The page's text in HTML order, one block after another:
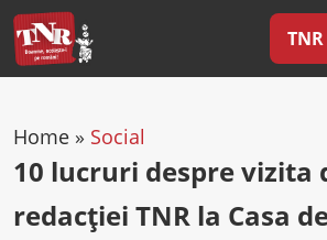
Home » Social
10 lucruri despre vizita
redacției TNR la Casa